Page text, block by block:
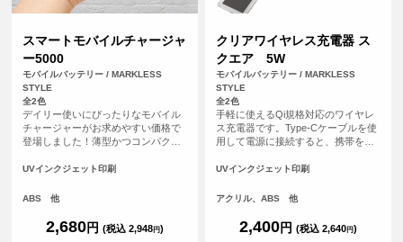
スマートモバイルチャージャ
ー5000
モバイルバッテリー / MARKLESS
STYLE
全2色
デイリー使いにぴったりなモバイル
チャージャーがお求めやすい価格で
登場しました！薄型かつコンパクト
持ち運びに便利です。側面には残量
に残量の確認ができる仕様です。ま
いるため、2台同時充電も可能です。
<br> ※本製品はケーブルは付属して
UVインクジェット印刷
ABS 他
2,680円 (税込 2,948円)
クリアワイヤレス充電器 ス
クエア 5W
モバイルバッテリー / MARKLESS
STYLE
全2色
手軽に使えるQi規格対応のワイヤレ
ス充電器です。Type-Cケーブルを使
用して電源に接続すると、携帯を置
青いライトが輝き、外側のアクリル
美しく彩ります。
UVインクジェット印刷
アクリル、ABS 他
2,400円 (税込 2,640円)